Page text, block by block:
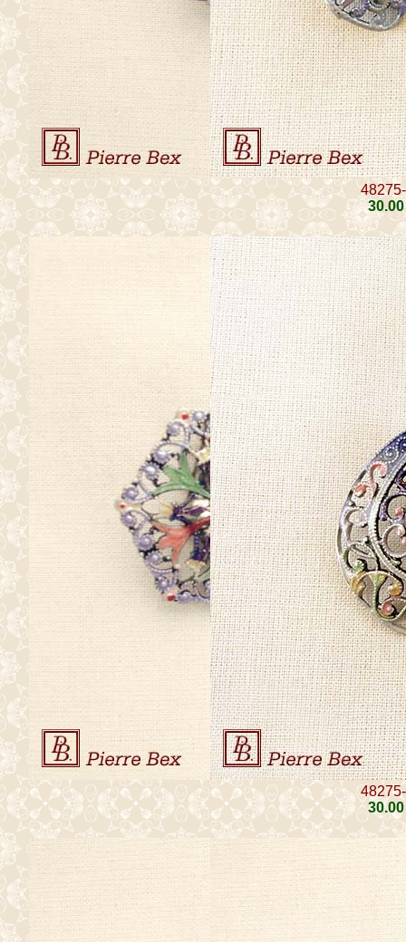
30.00
30.00